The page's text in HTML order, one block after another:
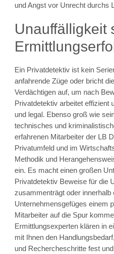
und Angst vor Unrecht durchs
Unauffälligkeit
Ein Privatdetektiv ist kein
anfahrende Züge oder bricht
Verdächtigen auf, um nach
Privatdetektiv arbeitet effizient
und legal. Ebenso groß wie
technisches und
erfahrenen Mitarbeiter der LB
Privatumfeld und im
Methodik und
ein. Es macht einen großen
Privatdetektiv Beweise für die
zusammenträgt oder innerhalb
Unternehmensgefüges einem
Mitarbeiter auf die Spur
Ermittlungsexperten klären in
mit Ihnen den
und Rechercheschritte fest